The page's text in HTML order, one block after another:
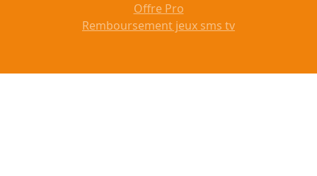
Offre Pro
Remboursement jeux sms tv